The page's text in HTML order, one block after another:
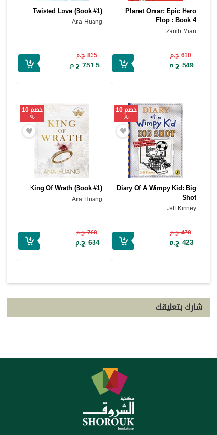
Planet Omar: Epic Hero
Flop : Book 4
Zanib Mian
610 ج.م
549 ج.م
Twisted Love (Book #1)
Ana Huang
835 ج.م
751.5 ج.م
خصم 10
%
Diary Of A Wimpy Kid: Big
Shot
Jeff Kinney
470 ج.م
423 ج.م
خصم 10
%
King Of Wrath (Book #1)
Ana Huang
760 ج.م
684 ج.م
شارك بتعليقك